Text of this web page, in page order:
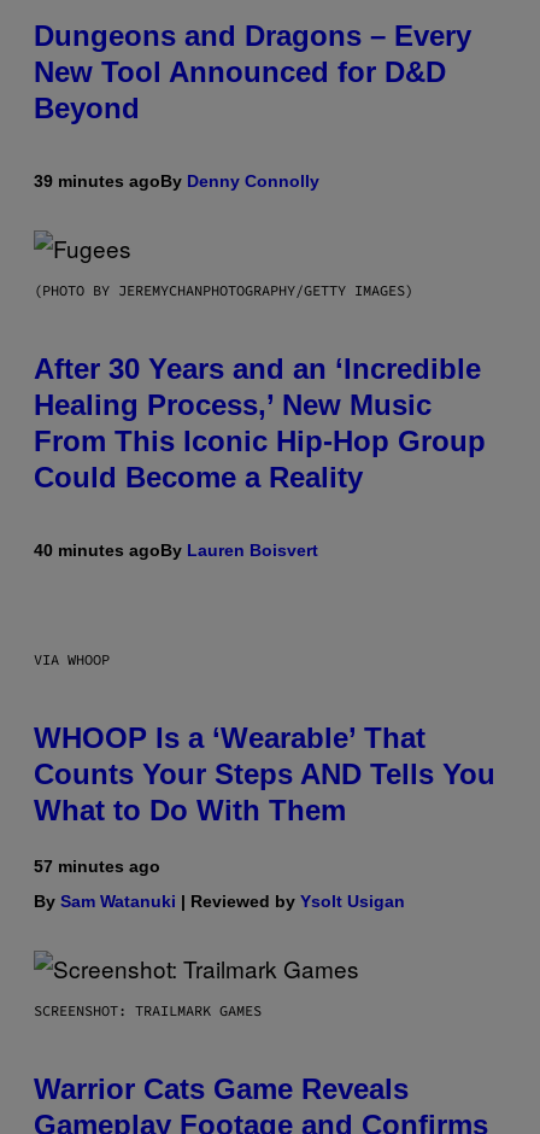
Dungeons and Dragons – Every
New Tool Announced for D&D
Beyond
39 minutes agoBy Denny Connolly
(PHOTO BY JEREMYCHANPHOTOGRAPHY/GETTY IMAGES)
After 30 Years and an ‘Incredible
Healing Process,’ New Music
From This Iconic Hip-Hop Group
Could Become a Reality
40 minutes agoBy Lauren Boisvert
VIA WHOOP
WHOOP Is a ‘Wearable’ That
Counts Your Steps AND Tells You
What to Do With Them
57 minutes ago
By Sam Watanuki | Reviewed by Ysolt Usigan
SCREENSHOT: TRAILMARK GAMES
Warrior Cats Game Reveals
Gameplay Footage and Confirms